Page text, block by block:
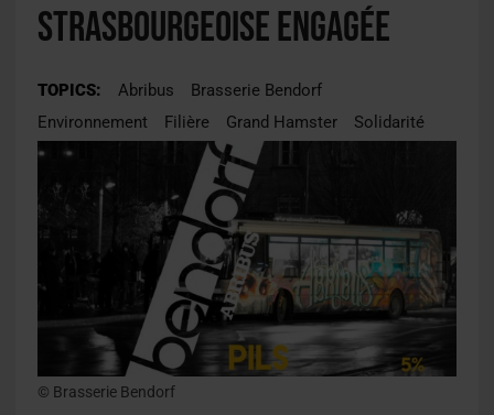
strasbourgeoise engagée
TOPICS: Abribus
Brasserie Bendorf
Environnement
Filière Grand Hamster Solidarité
© Brasserie Bendorf